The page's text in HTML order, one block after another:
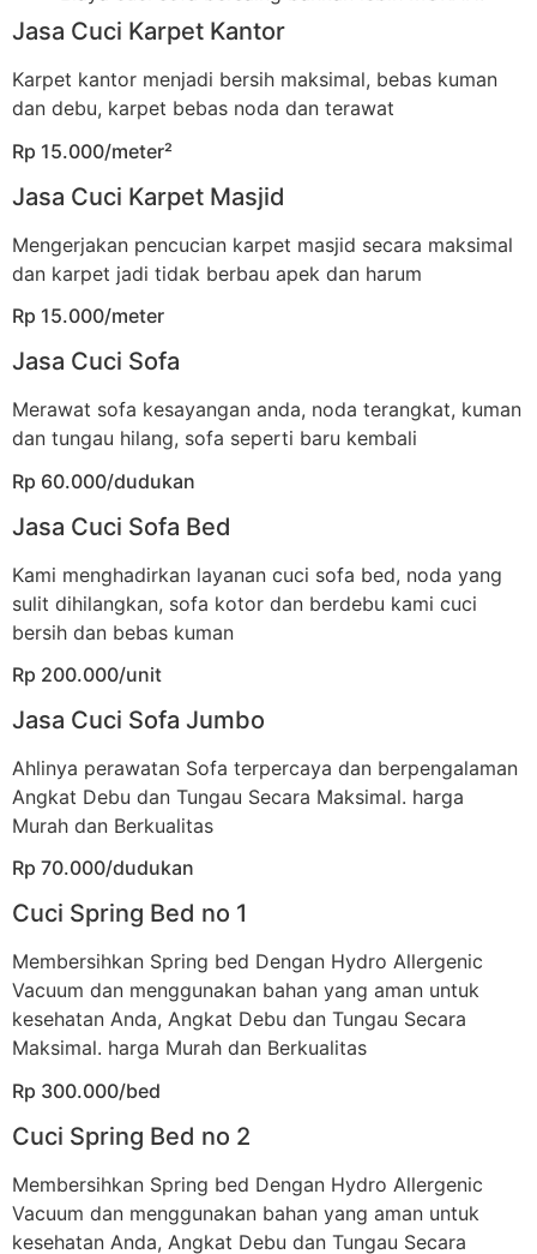
Jasa Cuci Karpet Kantor
Karpet kantor menjadi bersih maksimal, bebas kuman
dan debu, karpet bebas noda dan terawat
Rp 15.000/meter²
Jasa Cuci Karpet Masjid
Mengerjakan pencucian karpet masjid secara maksimal
dan karpet jadi tidak berbau apek dan harum
Rp 15.000/meter
Jasa Cuci Sofa
Merawat sofa kesayangan anda, noda terangkat, kuman
dan tungau hilang, sofa seperti baru kembali
Rp 60.000/dudukan
Jasa Cuci Sofa Bed
Kami menghadirkan layanan cuci sofa bed, noda yang
sulit dihilangkan, sofa kotor dan berdebu kami cuci
bersih dan bebas kuman
Rp 200.000/unit
Jasa Cuci Sofa Jumbo
Ahlinya perawatan Sofa terpercaya dan berpengalaman
Angkat Debu dan Tungau Secara Maksimal. harga
Murah dan Berkualitas
Rp 70.000/dudukan
Cuci Spring Bed no 1
Membersihkan Spring bed Dengan Hydro Allergenic
Vacuum dan menggunakan bahan yang aman untuk
kesehatan Anda, Angkat Debu dan Tungau Secara
Maksimal. harga Murah dan Berkualitas
Rp 300.000/bed
Cuci Spring Bed no 2
Membersihkan Spring bed Dengan Hydro Allergenic
Vacuum dan menggunakan bahan yang aman untuk
kesehatan Anda, Angkat Debu dan Tungau Secara